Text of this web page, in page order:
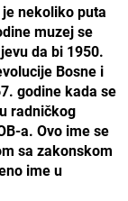
nekoliko puta
muzej se
da bi 1950.
Bosne i
godine kada se
radničkog
a. Ovo ime se
sa zakonskom
ime u